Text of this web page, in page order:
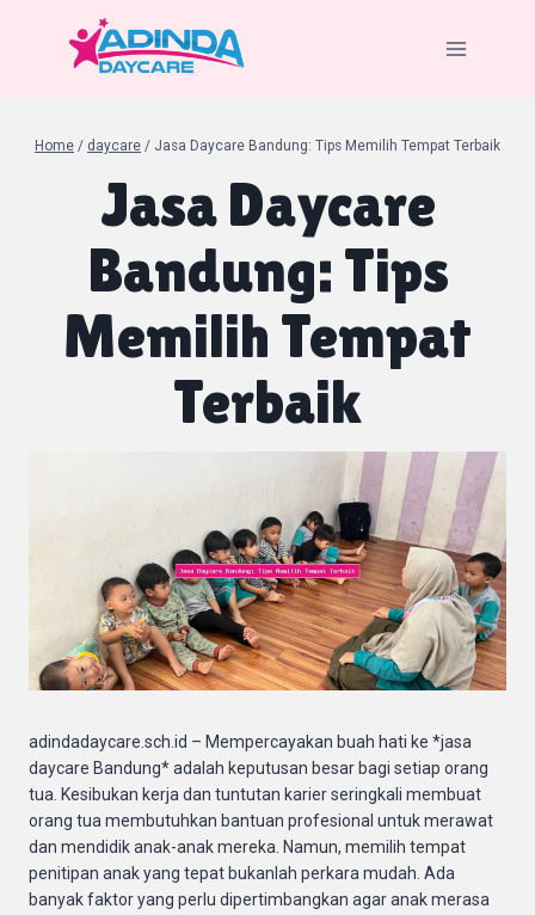
Home / daycare / Jasa Daycare Bandung: Tips Memilih Tempat Terbaik
Jasa Daycare
Bandung: Tips
Memilih Tempat
Terbaik
adindadaycare.sch.id – Mempercayakan buah hati ke *jasa
daycare Bandung* adalah keputusan besar bagi setiap orang
tua. Kesibukan kerja dan tuntutan karier seringkali membuat
orang tua membutuhkan bantuan profesional untuk merawat
dan mendidik anak-anak mereka. Namun, memilih tempat
penitipan anak yang tepat bukanlah perkara mudah. Ada
banyak faktor yang perlu dipertimbangkan agar anak merasa